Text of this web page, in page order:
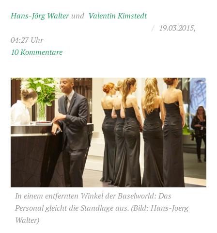
Hans-Jörg Walter
Valentin Kimstedt
/ 19.03.2015,
04:27 Uhr
10 Kommentare
In einem entfernten Winkel der Baselworld: Das
Personal gleicht die Standlage aus. (Bild: Hans-Joerg
Walter)